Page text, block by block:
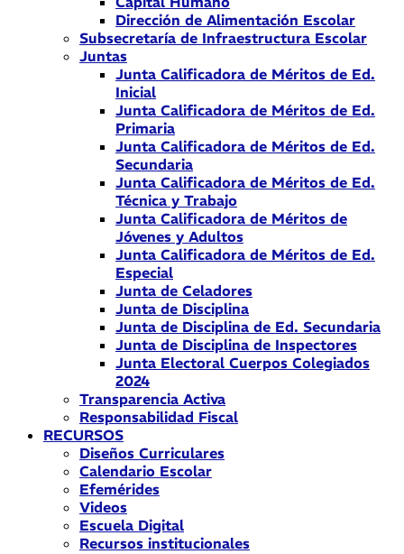
Dirección de Alimentación Escolar
Subsecretaría de Infraestructura Escolar
Juntas
Junta Calificadora de Méritos de Ed.
Inicial
Junta Calificadora de Méritos de Ed.
Primaria
Junta Calificadora de Méritos de Ed.
Secundaria
Junta Calificadora de Méritos de Ed.
Técnica y Trabajo
Junta Calificadora de Méritos de
Jóvenes y Adultos
Junta Calificadora de Méritos de Ed.
Especial
Junta de Celadores
Junta de Disciplina
Junta de Disciplina de Ed. Secundaria
Junta de Disciplina de Inspectores
Junta Electoral Cuerpos Colegiados
2024
Transparencia Activa
Responsabilidad Fiscal
RECURSOS
Diseños Curriculares
Calendario Escolar
Efemérides
Videos
Escuela Digital
Recursos institucionales